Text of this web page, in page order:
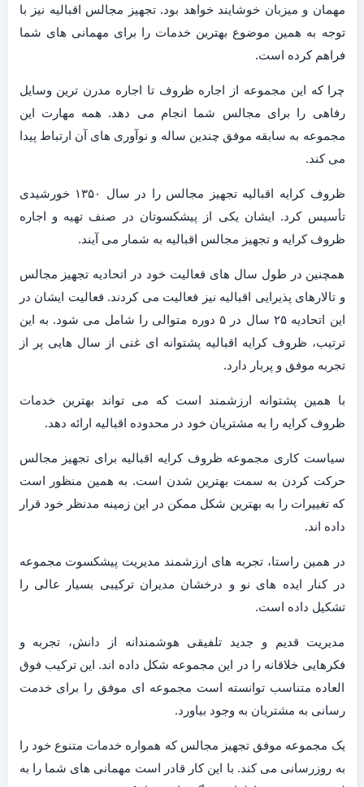
مهمان و میزبان خوشایند خواهد بود. تجهیز مجالس اقبالیه نیز با
توجه به همین موضوع بهترین خدمات را برای مهمانی های شما
فراهم کرده است.
چرا که این مجموعه از اجاره ظروف تا اجاره مدرن ترین وسایل
رفاهی را برای مجالس شما انجام می دهد. همه مهارت این
مجموعه به سابقه موفق چندین ساله و نوآوری های آن ارتباط پیدا
می کند.
ظروف کرایه اقبالیه تجهیز مجالس را در سال ۱۳۵۰ خورشیدی
تأسیس کرد. ایشان یکی از پیشکسوتان در صنف تهیه و اجاره
ظروف کرایه و تجهیز مجالس اقبالیه به شمار می آیند.
همچنین در طول سال های فعالیت خود در اتحادیه تجهیز مجالس
و تالارهای پذیرایی اقبالیه نیز فعالیت می کردند. فعالیت ایشان در
این اتحادیه ۲۵ سال در ۵ دوره متوالی را شامل می شود. به این
ترتیب، ظروف کرایه اقبالیه پشتوانه ای غنی از سال هایی پر از
تجربه موفق و پربار دارد.
با همین پشتوانه ارزشمند است که می تواند بهترین خدمات
ظروف کرایه را به مشتریان خود در محدوده اقبالیه ارائه دهد.
سیاست کاری مجموعه ظروف کرایه اقبالیه برای تجهیز مجالس
حرکت کردن به سمت بهترین شدن است. به همین منظور است
که تغییرات را به بهترین شکل ممکن در این زمینه مدنظر خود قرار
داده اند.
در همین راستا، تجربه های ارزشمند مدیریت پیشکسوت مجموعه
در کنار ایده های نو و درخشان مدیران ترکیبی بسیار عالی را
تشکیل داده است.
مدیریت قدیم و جدید تلفیقی هوشمندانه از دانش، تجربه و
فکرهایی خلاقانه را در این مجموعه شکل داده اند. این ترکیب فوق
العاده متناسب توانسته است مجموعه ای موفق را برای خدمت
رسانی به مشتریان به وجود بیاورد.
یک مجموعه موفق تجهیز مجالس که همواره خدمات متنوع خود را
به روزرسانی می کند. با این کار قادر است مهمانی های شما را به